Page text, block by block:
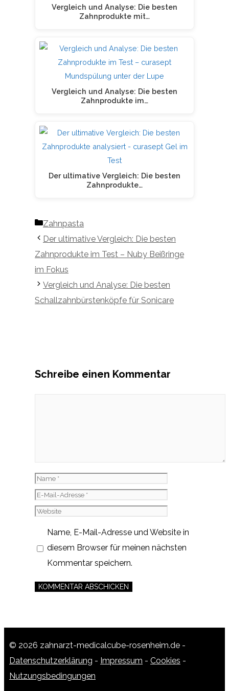
Vergleich und Analyse: Die besten
Zahnprodukte mit…
Vergleich und Analyse: Die besten
Zahnprodukte im…
Der ultimative Vergleich: Die besten
Zahnprodukte…
Kategorien
Zahnpasta
Der ultimative Vergleich: Die besten
Zahnprodukte im Test – Nuby Beißringe
im Fokus
Vergleich und Analyse: Die besten
Schallzahnbürstenköpfe für Sonicare
Schreibe einen Kommentar
Name
E-
Mail-
Adresse
Website
Name, E-Mail-Adresse und Website in
diesem Browser für meinen nächsten
Kommentar speichern.
© 2026 zahnarzt-medicalcube-rosenheim.de -
Datenschutzerklärung - Impressum - Cookies -
Nutzungsbedingungen